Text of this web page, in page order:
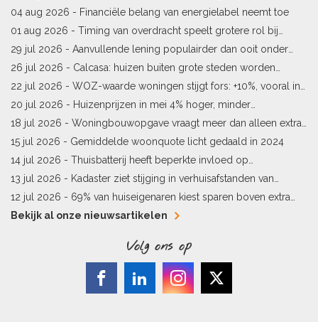
bereik
04 aug 2026 - Financiële belang van energielabel neemt toe
01 aug 2026 - Timing van overdracht speelt grotere rol bij
woningprijs
29 jul 2026 - Aanvullende lening populairder dan ooit onder
starters
26 jul 2026 - Calcasa: huizen buiten grote steden worden
sneller meer waard
22 jul 2026 - WOZ-waarde woningen stijgt fors: +10%, vooral in
Limburg en Pekela
20 jul 2026 - Huizenprijzen in mei 4% hoger, minder
woningverkopen
18 jul 2026 - Woningbouwopgave vraagt meer dan alleen extra
vergunningen
15 jul 2026 - Gemiddelde woonquote licht gedaald in 2024
14 jul 2026 - Thuisbatterij heeft beperkte invloed op
energielabel
13 jul 2026 - Kadaster ziet stijging in verhuisafstanden van
kopers
12 jul 2026 - 69% van huiseigenaren kiest sparen boven extra
hypotheekaflossing
Bekijk al onze nieuwsartikelen
Volg ons op